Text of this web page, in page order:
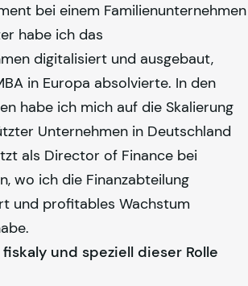
bei einem Familienunternehmen
habe ich das
digitalisiert und ausgebaut,
in Europa absolvierte. In den
habe ich mich auf die Skalierung
Unternehmen in Deutschland
als Director of Finance bei
wo ich die Finanzabteilung
und profitables Wachstum
fiskaly und speziell dieser Rolle